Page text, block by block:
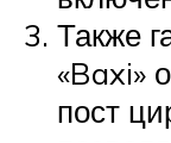
Также
«Baxi»
пост